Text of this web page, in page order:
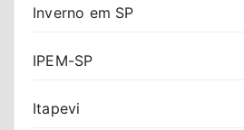
Inverno em SP
IPEM-SP
Itapevi